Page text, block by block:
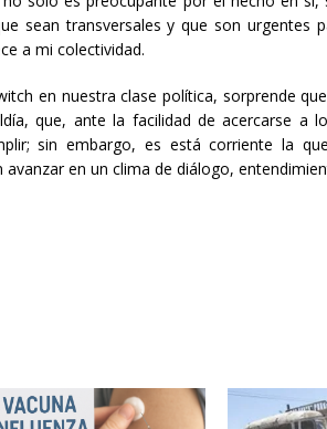
sean transversales y que son urgentes
a mi colectividad.
en nuestra clase política, sorprende
que, ante la facilidad de acercarse a
sin embargo, es está corriente la
en un clima de diálogo,